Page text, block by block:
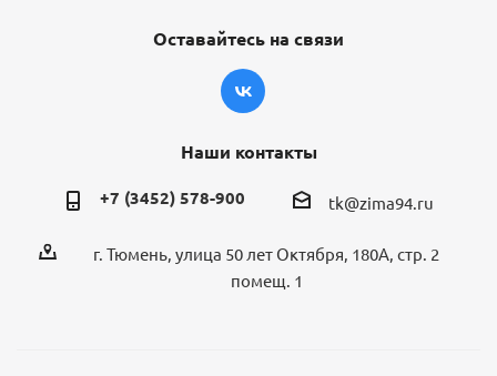
Оставайтесь на связи
Наши контакты
+7 (3452) 578-900 tk@zima94.ru
г. Тюмень, улица 50 лет Октября, 180А, стр. 2
помещ. 1